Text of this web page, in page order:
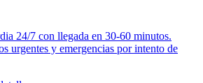
24/7 con llegada en 30-60 minutos.
urgentes y emergencias por intento de